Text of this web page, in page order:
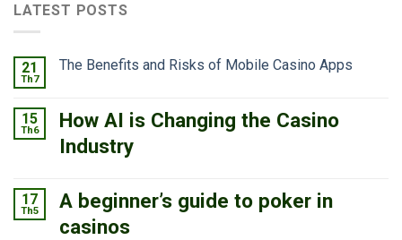
LATEST POSTS
21
Th7
The Benefits and Risks of Mobile Casino Apps
15
Th6
How AI is Changing the Casino
Industry
17
Th5
A beginner’s guide to poker in
casinos